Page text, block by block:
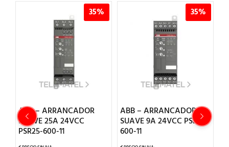
35%
ABB – ARRANCADOR
SUAVE 25A 24VCC
PSR25-600-11
35%
ABB – ARRANCADOR
SUAVE 9A 24VCC PSR9-
600-11